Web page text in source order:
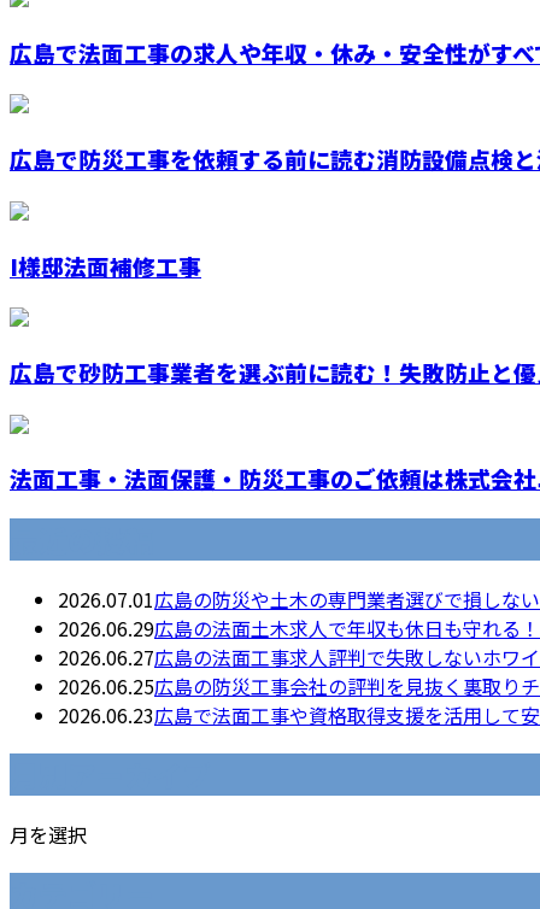
広島で法面工事の求人や年収・休み・安全性がす
広島で防災工事を依頼する前に読む消防設備点検
I様邸法面補修工事
広島で砂防工事業者を選ぶ前に読む！失敗防止と
法面工事・法面保護・防災工事のご依頼は株式会
2026.07.01広島の防災や土木の専門業者選びで損しな
2026.06.29広島の法面土木求人で年収も休日も守れる
2026.06.27広島の法面工事求人評判で失敗しないホワ
2026.06.25広島の防災工事会社の評判を見抜く裏取り
2026.06.23広島で法面工事や資格取得支援を活用して
月を選択